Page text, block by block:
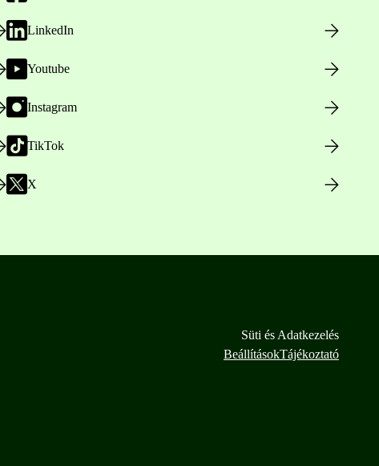
LinkedIn
Youtube
Instagram
TikTok
X
Süti és Adatkezelés
BeállításokTájékoztató